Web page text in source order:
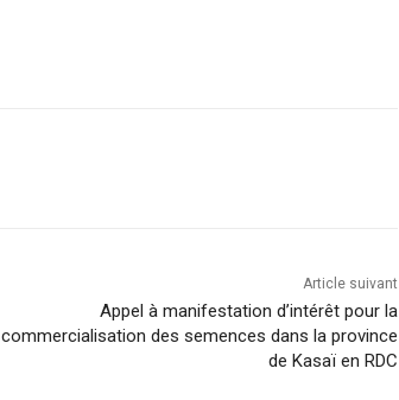
Article suivant
Appel à manifestation d’intérêt pour la
commercialisation des semences dans la province
de Kasaï en RDC